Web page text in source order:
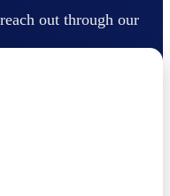
out through our